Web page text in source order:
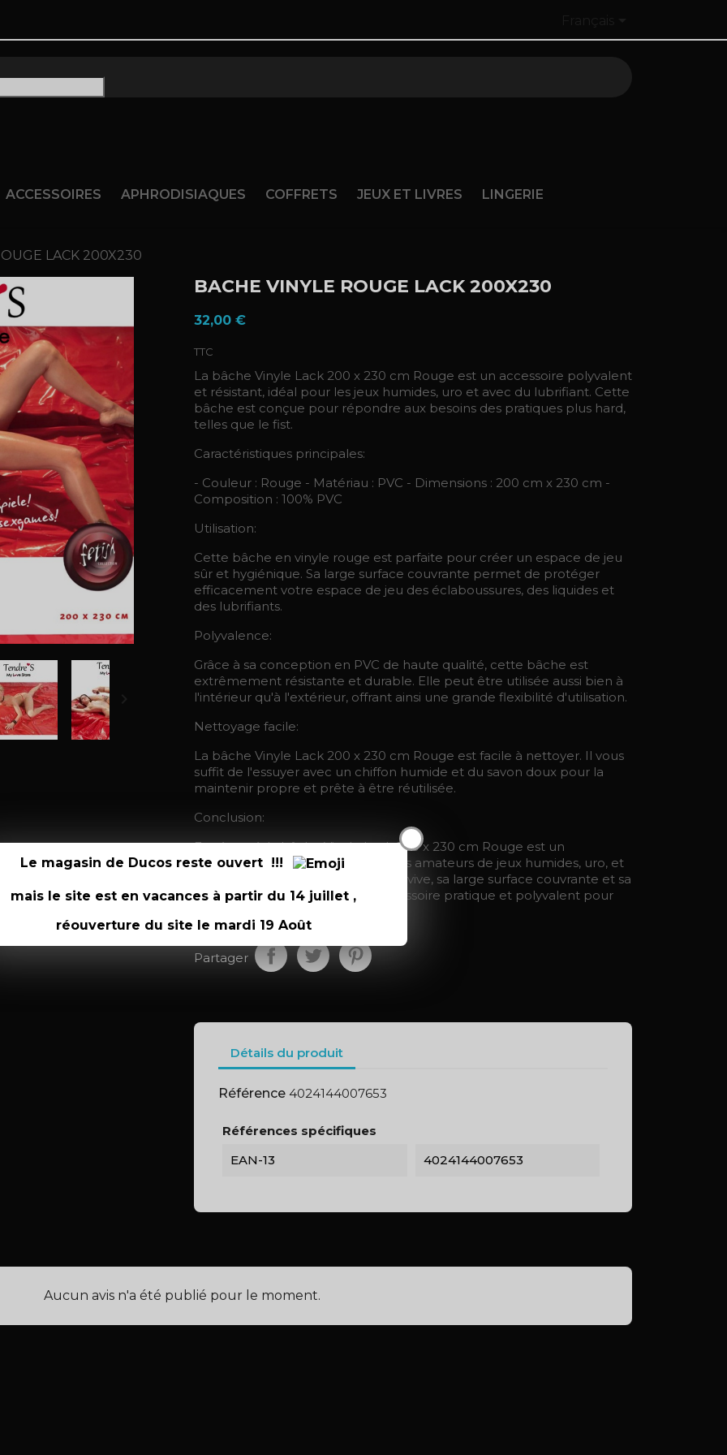
X
Le magasin de Ducos reste ouvert !!!
mais le site est en vacances à partir du 14 juillet ,
réouverture du site le mardi 19 Août
ACCESSOIRES APHRODISIAQUES COFFRETS JEUX ET LIVRES LINGERIE
LACK 200X230
BACHE VINYLE ROUGE LACK 200X230
32,00 €
TTC
La bâche Vinyle Lack 200 x 230 cm Rouge est un accessoire polyvalent
et résistant, idéal pour les jeux humides, uro et avec du lubrifiant. Cette
bâche est conçue pour répondre aux besoins des pratiques plus hard,
telles que le fist.
Caractéristiques principales:
- Couleur : Rouge - Matériau : PVC - Dimensions : 200 cm x 230 cm -
Composition : 100% PVC
Utilisation:
Cette bâche en vinyle rouge est parfaite pour créer un espace de jeu
sûr et hygiénique. Sa large surface couvrante permet de protéger
efficacement votre espace de jeu des éclaboussures, des liquides et
des lubrifiants.
Polyvalence:
Grâce à sa conception en PVC de haute qualité, cette bâche est
extrêmement résistante et durable. Elle peut être utilisée aussi bien à
l'intérieur qu'à l'extérieur, offrant ainsi une grande flexibilité d'utilisation.
Nettoyage facile:
La bâche Vinyle Lack 200 x 230 cm Rouge est facile à nettoyer. Il vous
suffit de l'essuyer avec un chiffon humide et du savon doux pour la
maintenir propre et prête à être réutilisée.
Conclusion:
En résumé, la bâche Vinyle Lack 200 x 230 cm Rouge est un
accessoire incontournable pour les amateurs de jeux humides, uro, et
les pratiques plus hard. Sa couleur vive, sa large surface couvrante et sa
facilité d'entretien en font un accessoire pratique et polyvalent pour
Partager
Détails du produit
Référence 4024144007653
Références spécifiques
EAN-13
4024144007653
Aucun avis n'a été publié pour le moment.